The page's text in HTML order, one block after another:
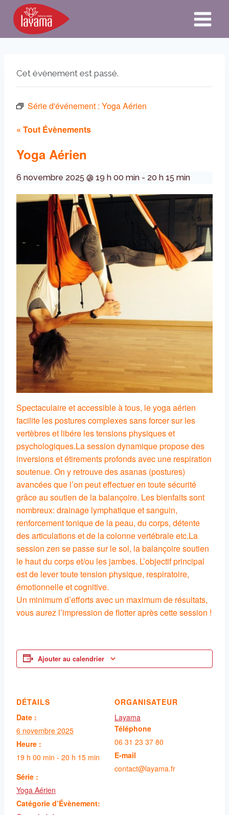
Aller
contenu
Cet évènement est passé.
Série d'événement : Yoga Aérien
« Tout Évènements
Yoga Aérien
6 novembre 2025 @ 19 h 00 min - 20 h 15 min
Spectaculaire et accessible à tous, le yoga aérien
facilite les postures complexes sans forcer sur les
vertèbres et libére les tensions physiques et
psychologiques.La session dynamique propose des
inversions et étirements profonds avec une respiration
soutenue. On y retrouve des asanas (postures)
avancées que l’on peut effectuer en toute sécurité
grâce au soutien de la balançoire. Les bienfaits sont
nombreux: drainage lymphatique et sanguin,
renforcement tonique de la peau, du corps, détente
des articulations et de la colonne vertébrale etc.La
session zen se passe sur le sol, la balançoire soutien
le haut du corps et/ou les jambes. L’objectif principal
est de lever toute tension physique, respiratoire,
émotionnelle et cognitive.
Un minimum d’efforts avec un maximum de résultats,
vous aurez l’impression de flotter après cette session !
Ajouter au calendrier
DÉTAILS
Date :
6 novembre 2025
Heure :
19 h 00 min - 20 h 15 min
Série :
Yoga Aérien
Catégorie d’Évènement:
ORGANISATEUR
Layama
Téléphone
06 31 23 37 80
E-mail
contact@layama.fr